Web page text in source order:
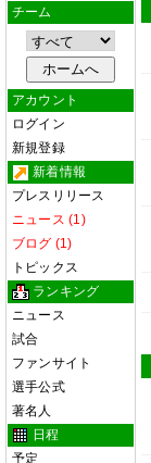
チーム
アカウント
ログイン
新規登録
新着情報
プレスリリース
ニュース (1)
ブログ (1)
トピックス
ランキング
ニュース
試合
ファンサイト
選手公式
著名人
日程
予定